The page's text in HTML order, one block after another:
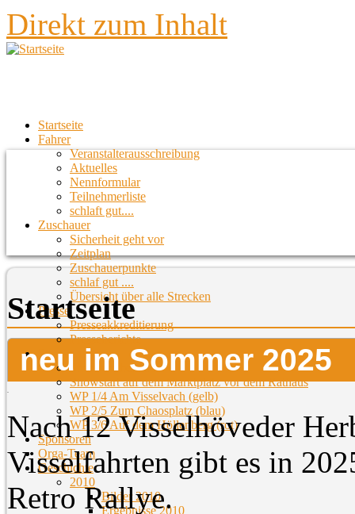
Direkt zum Inhalt
Startseite
Fahrer
Veranstalterausschreibung
Aktuelles
Nennformular
Teilnehmerliste
schlaft gut....
Zuschauer
Sicherheit geht vor
Zeitplan
Zuschauerpunkte
schlaf gut ....
Übersicht über alle Strecken
Presse
Presseakkreditierung
Presseberichte
Strecken
Streckenübersicht
Showstart auf dem Marktplatz vor dem Rathaus
WP 1/4 Am Visselvach (gelb)
WP 2/5 Zum Chaosplatz (blau)
WP 3/6 Auf dem Höllenberg (rot)
Sponsoren
Orga-Team
Geschichte
2010
Bilder 2010
Ergebnisse 2010
Startseite
neu im Sommer 2025
Nach 12 Visselhöveder
Visselfahrten gibt es in
Retro Rallye.